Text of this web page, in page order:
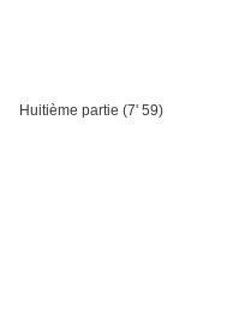
Huitième partie (7' 59)